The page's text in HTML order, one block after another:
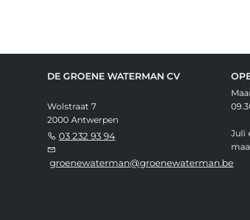
DE GROENE WATERMAN CV
Wolstraat 7
2000 Antwerpen
03 232 93 94
groenewaterman@groenewaterman.be
Juli